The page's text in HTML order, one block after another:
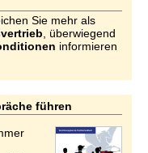
Sie mehr als
, überwiegend
informieren
führen